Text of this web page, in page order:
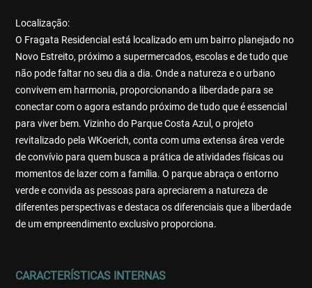
Localização:
O Fragata Residencial está localizado em um bairro planejado no
Novo Estreito, próximo a supermercados, escolas e de tudo que
não pode faltar no seu dia a dia. Onde a natureza e o urbano
convivem em harmonia, proporcionando a liberdade para se
conectar com o agora estando próximo de tudo que é essencial
para viver bem. Vizinho do Parque Costa Azul, o projeto
revitalizado pela WKoerich, conta com uma extensa área verde
de convívio para quem busca a prática de atividades físicas ou
momentos de lazer com a família. O parque abraça o entorno
verde e convida as pessoas para apreciarem a natureza de
diferentes perspectivas e destaca os diferenciais que a liberdade
de um empreendimento exclusivo proporciona.
CARACTERÍSTICAS INTERNAS